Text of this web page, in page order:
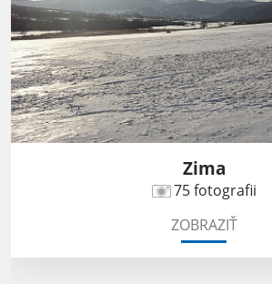
Zima
75 fotografii
ZOBRAZIŤ